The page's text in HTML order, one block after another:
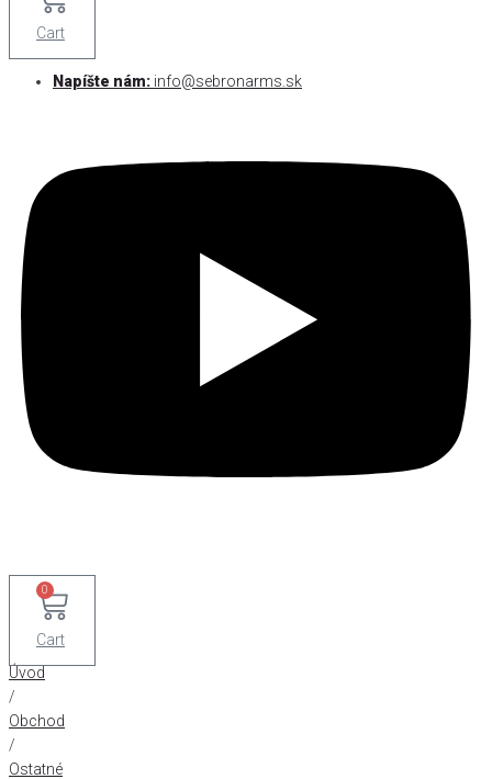
Cart
Napíšte nám: info@sebronarms.sk
0
Cart
Úvod
/
Obchod
/
Ostatné